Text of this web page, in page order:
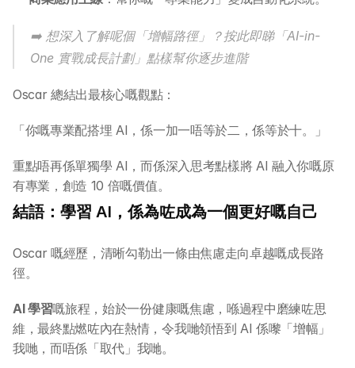
➡️ 想深入了解呢個「增幅路徑」？按此即睇「AI-in-
One 實戰成長計劃」點樣幫你逐步進階
Oscar 總結出最核心嘅觀點：
「你嘅專業配搭埋 AI，係一加一唔等於二，係等於十。」
重點唔再係單獨學 AI，而係深入思考點樣將 AI 融入你嘅原
有專業，創造 10 倍嘅價值。
結語：學習 AI，係為咗成為一個更好嘅自己
Oscar 嘅經歷，清晰勾勒出一條由焦慮走向卓越嘅成長路
徑。
AI 學習嘅旅程，始於一份健康嘅焦慮，喺過程中磨練咗思
維，最終點燃咗內在熱情，令我哋領悟到 AI 係嚟「增幅」
我哋，而唔係「取代」我哋。
AI 課程
所有課程
AI-in-One 全年 AI 學習通行證
各類應用主題
AI 應用主題班系列